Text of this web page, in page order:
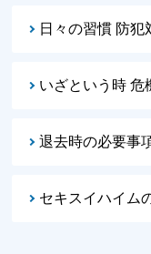
日々の習慣 防犯
いざという時 危
退去時の必要事
セキスイハイム